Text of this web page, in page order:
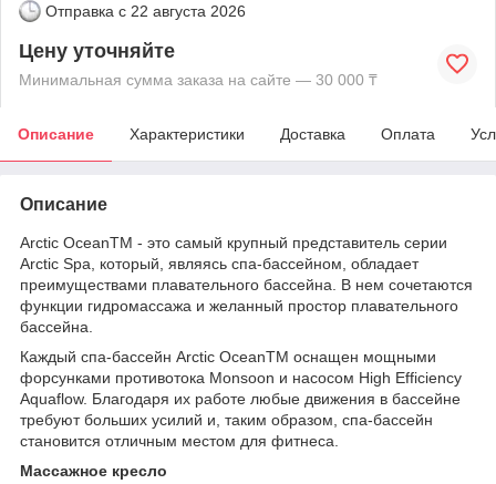
Отправка с 22 августа 2026
Цену уточняйте
Минимальная сумма заказа на сайте — 30 000 ₸
Описание Характеристики Доставка Оплата
Описание
Arctic OceanTM - это самый крупный представитель серии
Arctic Spa, который, являясь спа-бассейном, обладает
преимуществами плавательного бассейна. В нем сочетаются
функции гидромассажа и желанный простор плавательного
бассейна.
Каждый спа-бассейн Arctic OceanTM оснащен мощными
форсунками противотока Monsoon и насосом High Efficiency
Aquaflow. Благодаря их работе любые движения в бассейне
требуют больших усилий и, таким образом, спа-бассейн
становится отличным местом для фитнеса.
Массажное кресло